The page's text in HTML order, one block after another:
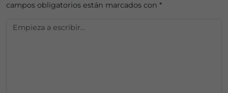
campos obligatorios están marcados con *